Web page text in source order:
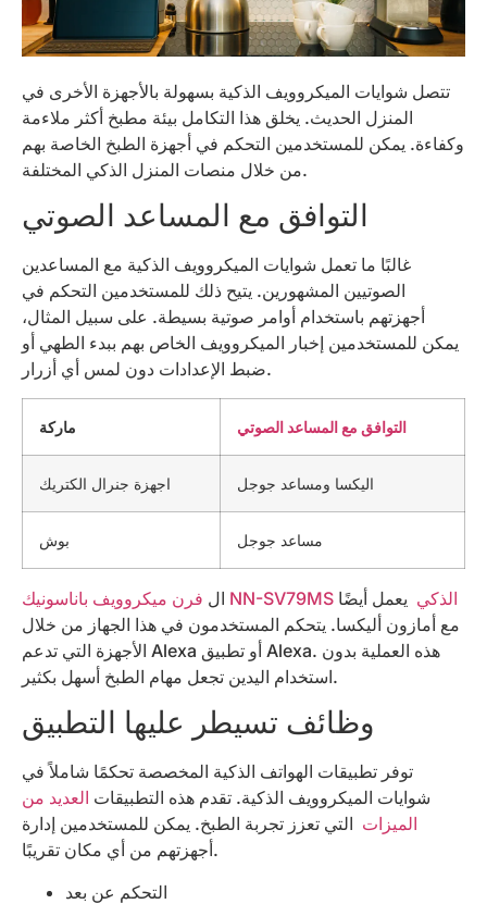
تتصل شوايات الميكروويف الذكية بسهولة بالأجهزة الأخرى في
المنزل الحديث. يخلق هذا التكامل بيئة مطبخ أكثر ملاءمة
وكفاءة. يمكن للمستخدمين التحكم في أجهزة الطبخ الخاصة بهم
من خلال منصات المنزل الذكي المختلفة.
التوافق مع المساعد الصوتي
غالبًا ما تعمل شوايات الميكروويف الذكية مع المساعدين
الصوتيين المشهورين. يتيح ذلك للمستخدمين التحكم في
أجهزتهم باستخدام أوامر صوتية بسيطة. على سبيل المثال،
يمكن للمستخدمين إخبار الميكروويف الخاص بهم ببدء الطهي أو
ضبط الإعدادات دون لمس أي أزرار.
ماركة التوافق مع المساعد الصوتي
اجهزة جنرال الكتريك اليكسا ومساعد جوجل
بوش مساعد جوجل
ال فرن ميكروويف باناسونيك NN-SV79MS الذكي يعمل أيضًا
مع أمازون أليكسا. يتحكم المستخدمون في هذا الجهاز من خلال
الأجهزة التي تدعم Alexa أو تطبيق Alexa. هذه العملية بدون
استخدام اليدين تجعل مهام الطبخ أسهل بكثير.
وظائف تسيطر عليها التطبيق
توفر تطبيقات الهواتف الذكية المخصصة تحكمًا شاملاً في
شوايات الميكروويف الذكية. تقدم هذه التطبيقات العديد من
الميزات التي تعزز تجربة الطبخ. يمكن للمستخدمين إدارة
أجهزتهم من أي مكان تقريبًا.
التحكم عن بعد